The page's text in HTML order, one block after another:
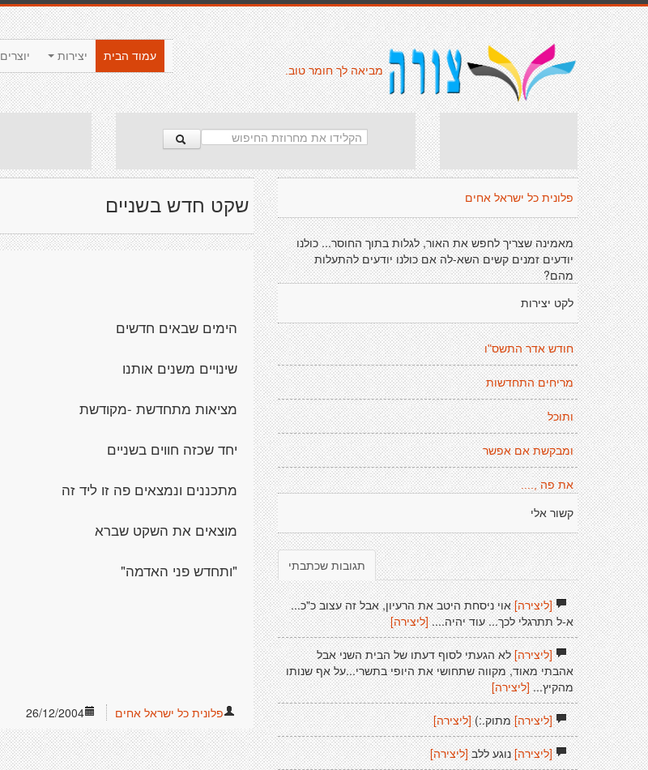
יוצרים יצירות
עמוד הבית
מביאה לך חומר טוב.
שקט חדש בשניים
הימים שבאים חדשים
שינויים משנים אותנו
מציאות מתחדשת -מקודשת
יחד שכזה חווים בשניים
מתכננים ונמצאים פה זו ליד זה
מוצאים את השקט שברא
"ותחדש פני האדמה"
26/12/2004 פלונית כל ישראל אחים
פלונית כל ישראל אחים
מאמינה שצריך לחפש את האור, לגלות בתוך החוסר... כולנו
יודעים זמנים קשים השא-לה אם כולנו יודעים להתעלות
מהם?
לקט יצירות
חודש אדר התשס"ו
מריחים התחדשות
ותוכל
ומבקשת אם אפשר
את פה ,....
קשור אלי
תגובות שכתבתי
[ליצירה]אוי ניסחת היטב את הרעיון, אבל זה עצוב כ"כ...
א-ל תתרגלי לכך... עוד יהיה.... [ליצירה]
[ליצירה]לא הגעתי לסוף דעתו של הבית השני אבל
אהבתי מאוד, מקווה שתחושי את היופי בתשרי...על אף שנותו
מהקיץ... [ליצירה]
[ליצירה]מתוק.:) [ליצירה]
[ליצירה]נוגע ללב [ליצירה]